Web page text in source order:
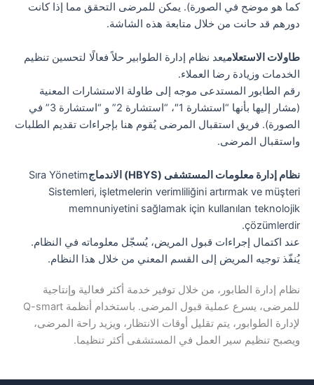
كما هو موضح في الصورة). يمكن للمرضى التحقق مما إذا كانت
دورهم قد حانت من خلال متابعة هذه الشاشة.
طاولات الاستعلاميعد نظام إدارة الطوابير حلاً فعالًا لتحسين تنظيم
الخدمات وزيادة رضا العملاء.
رقم الطابور المستدعى موجه إلى طاولة الاستشارات المعنية
(مشار إليها بأنها “استشارة 1″، “استشارة 2” و “استشارة 3” في
الصورة). فريق استقبال المرضى يُقوم هنا بإجراءات تقديم الطلبات
واستقبال المرضى.
نظام إدارة معلومات المستشفى (HBYS) الاندماج
Sıra Yönetim
Sistemleri, işletmelerin verimliliğini artırmak ve müşteri
memnuniyetini sağlamak için kullanılan teknolojik
çözümlerdir.
عند اكتمال إجراءات قبول المريض، يُسجّل معلوماته في النظام.
يُنفّذ توجيه المريض إلى القسم المعني من خلال هذا النظام.
نظام إدارة الطابور، من خلال توفير خدمة أكثر فعالية وإنتاجية
للمرضى، يسرع عملية قبول المرضى. باستخدام أنظمة Q-smart
لإدارة الطوابور، يتم تقليل أوقات الانتظار، ويزيد راحة المرضى،
ويصبح تنظيم سير العمل في المستشفى أكثر تنظيما.